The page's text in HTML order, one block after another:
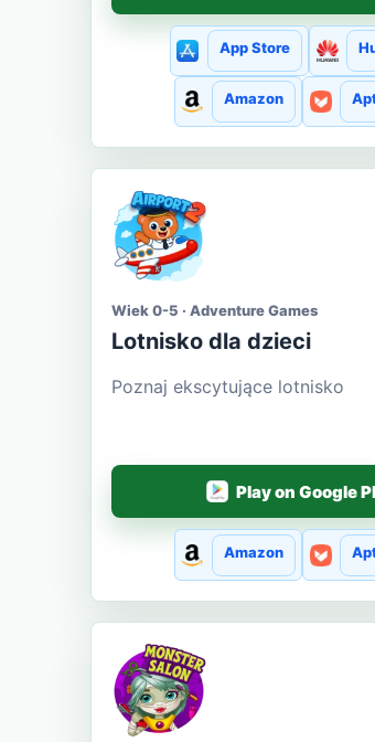
App Store
Amazon
Wiek 0-5 · Adventure Games
Lotnisko dla dzieci
Poznaj ekscytujące lotnisko
Play on Google
Amazon